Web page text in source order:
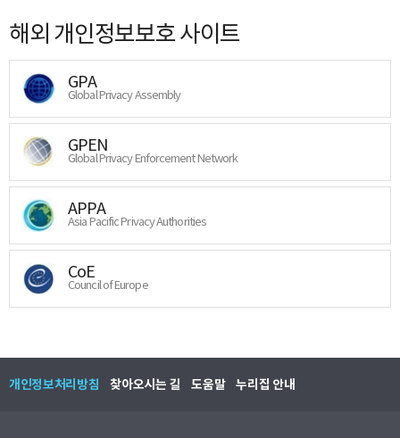
해외 개인정보보호 사이트
GPA
Global Privacy Assembly
GPEN
Global Privacy Enforcement Network
APPA
Asia Pacific Privacy Authorities
CoE
Council of Europe
개인정보처리방침 찾아오시는 길 도움말 누리집 안내